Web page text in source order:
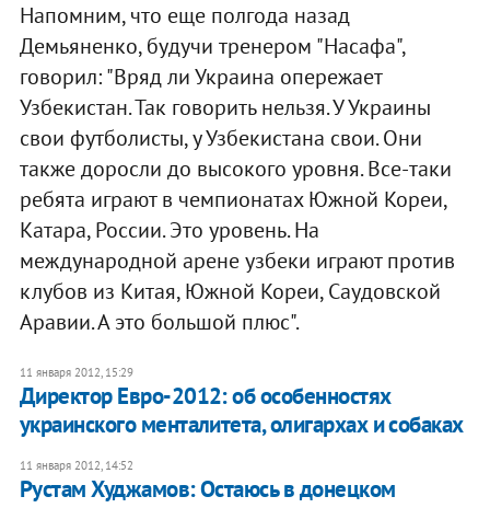
Напомним, что еще полгода назад
Демьяненко, будучи тренером "Насафа",
говорил: "Вряд ли Украина опережает
Узбекистан. Так говорить нельзя. У Украины
свои футболисты, у Узбекистана свои. Они
также доросли до высокого уровня. Все-таки
ребята играют в чемпионатах Южной Кореи,
Катара, России. Это уровень. На
международной арене узбеки играют против
клубов из Китая, Южной Кореи, Саудовской
Аравии. А это большой плюс".
11 января 2012, 15:29
Директор Евро-2012: об особенностях
украинского менталитета, олигархах и собаках
11 января 2012, 14:52
Рустам Худжамов: Остаюсь в донецком